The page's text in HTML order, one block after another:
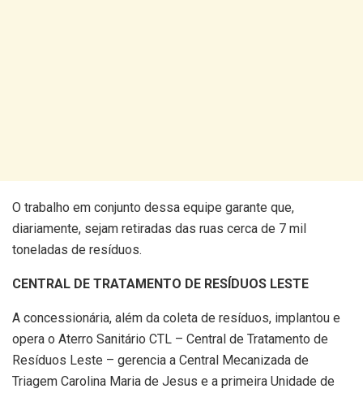
O trabalho em conjunto dessa equipe garante que,
diariamente, sejam retiradas das ruas cerca de 7 mil
toneladas de resíduos.
CENTRAL DE TRATAMENTO DE RESÍDUOS LESTE
A concessionária, além da coleta de resíduos, implantou e
opera o Aterro Sanitário CTL – Central de Tratamento de
Resíduos Leste – gerencia a Central Mecanizada de
Triagem Carolina Maria de Jesus e a primeira Unidade de